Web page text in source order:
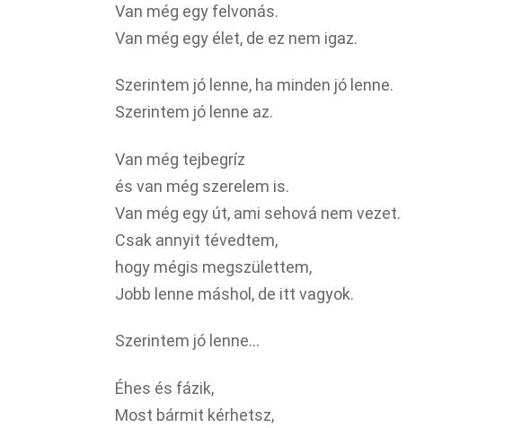
Van még egy felvonás.
Van még egy élet, de ez nem igaz.
Szerintem jó lenne, ha minden jó lenne.
Szerintem jó lenne az.
Van még tejbegríz
és van még szerelem is.
Van még egy út, ami sehová nem vezet.
Csak annyit tévedtem,
hogy mégis megszülettem,
Jobb lenne máshol, de itt vagyok.
Szerintem jó lenne…
Éhes és fázik,
Most bármit kérhetsz,